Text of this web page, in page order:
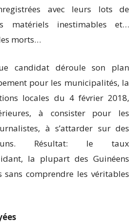
avec leurs lots de
matériels inestimables et…
morts…
candidat déroule son plan
pour les municipalités, la
locales du 4 février 2018,
à consister pour les
à s’attarder sur des
Résultat: le taux
la plupart des Guinéens
comprendre les véritables